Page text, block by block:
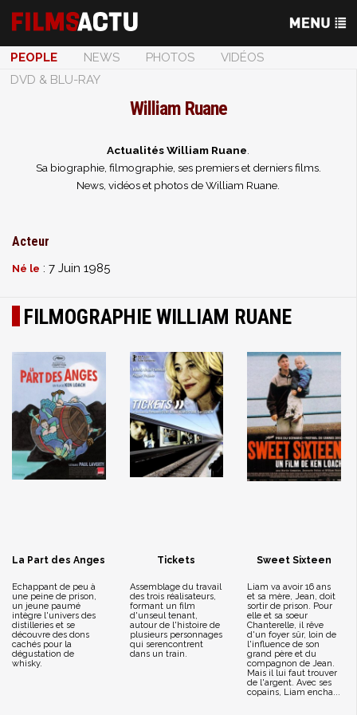
PEOPLE NEWS PHOTOS
VIDÉOS
DVD & BLU-RAY
William Ruane
Actualités William Ruane
Sa biographie, filmographie, ses premiers et derniers films.
News, vidéos et photos de William Ruane.
Acteur
Né le : 7 Juin 1985
FILMOGRAPHIE WILLIAM RUANE
La Part des Anges
Echappant de peu à
une peine de prison,
un jeune paumé
intègre l'univers des
distilleries et se
découvre des dons
cachés pour la
dégustation de
whisky.
Tickets
Assemblage du travail
des trois réalisateurs,
formant un film
d'unseul tenant,
autour de l'histoire de
plusieurs personnages
qui serencontrent
dans un train.
Sweet Sixteen
Liam va avoir 16 ans
et sa mère, Jean, doit
sortir de prison. Pour
elle et sa soeur
Chanterelle, il rêve
d'un foyer sûr, loin de
l'influence de son
grand père et du
compagnon de Jean.
Mais il lui faut trouver
de l'argent. Avec ses
copains, Liam encha...